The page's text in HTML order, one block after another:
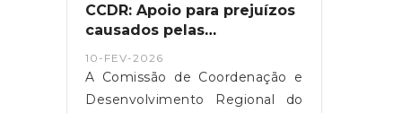
justificando a medida com o
impacto da guerra no Médio
Oriente.
CCDR: Apoio para prejuízos
causados pelas
10-FEV-2026
A Comissão de Coordenação e
Desenvolvimento Regional do